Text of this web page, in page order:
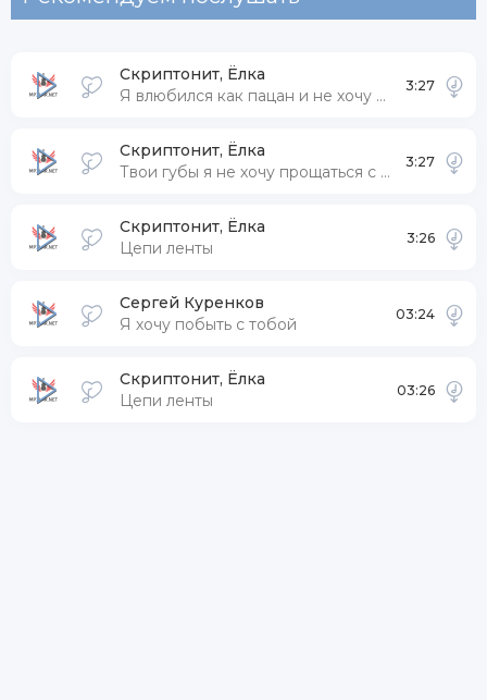
Скриптонит, Ёлка
Я влюбился как пацан и не хочу отпускать
3:27
Скриптонит, Ёлка
Твои губы я не хочу прощаться с их вкусом
3:27
Скриптонит, Ёлка
Цепи ленты
3:26
Сергей Куренков
Я хочу побыть с тобой
03:24
Скриптонит, Ёлка
Цепи ленты
03:26